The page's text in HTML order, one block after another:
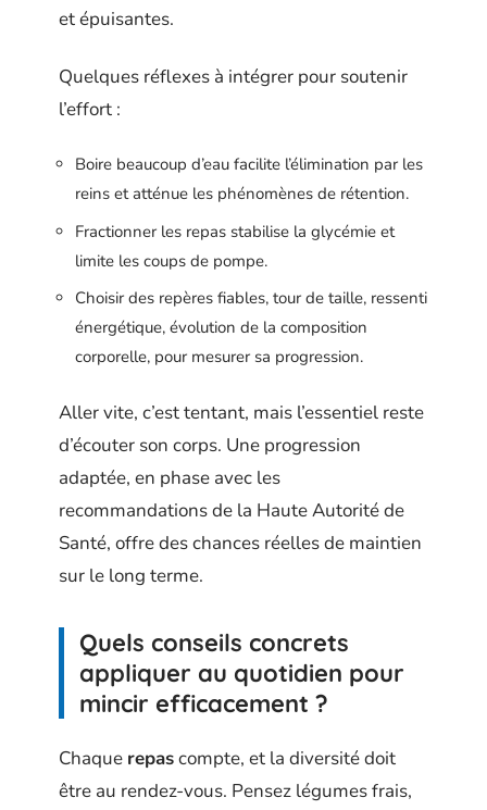
et épuisantes.
Quelques réflexes à intégrer pour soutenir
l’effort :
Boire beaucoup d’eau facilite l’élimination par les
reins et atténue les phénomènes de rétention.
Fractionner les repas stabilise la glycémie et
limite les coups de pompe.
Choisir des repères fiables, tour de taille, ressenti
énergétique, évolution de la composition
corporelle, pour mesurer sa progression.
Aller vite, c’est tentant, mais l’essentiel reste
d’écouter son corps. Une progression
adaptée, en phase avec les
recommandations de la Haute Autorité de
Santé, offre des chances réelles de maintien
sur le long terme.
Quels conseils concrets
appliquer au quotidien pour
mincir efficacement ?
Chaque repascompte, et la diversité doit
être au rendez-vous. Pensez légumes frais,